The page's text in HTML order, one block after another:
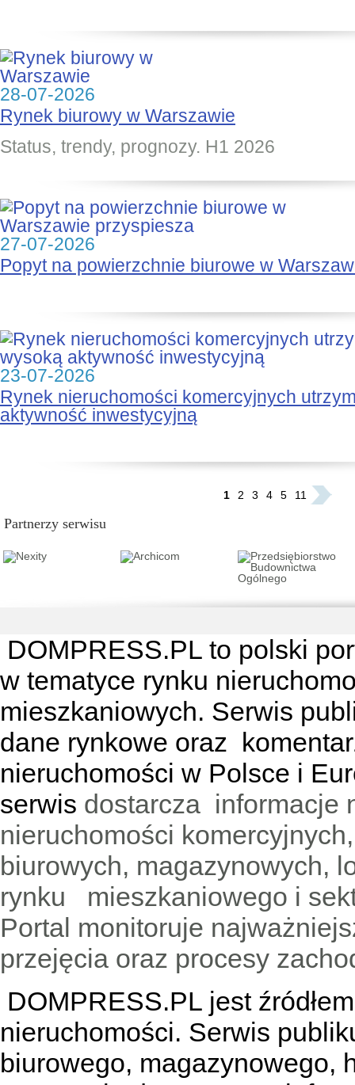
28-07-2026
Rynek biurowy w Warszawie
Status, trendy, prognozy. H1 2026
27-07-2026
Popyt na powierzchnie biurowe w
23-07-2026
Rynek nieruchomości komercyjnych
aktywność inwestycyjną
1 2 3 4 5 11
Partnerzy serwisu
DOMPRESS.PL to polski
w tematyce rynku
mieszkaniowych. Serwis
dane rynkowe oraz
nieruchomości w Polsce i
serwis dostarcza informacje
nieruchomości
biurowych, magazynowych,
rynku mieszkaniowego i
Portal monitoruje
przejęcia oraz procesy
DOMPRESS.PL jest
nieruchomości. Serwis
biurowego, magazynowego,